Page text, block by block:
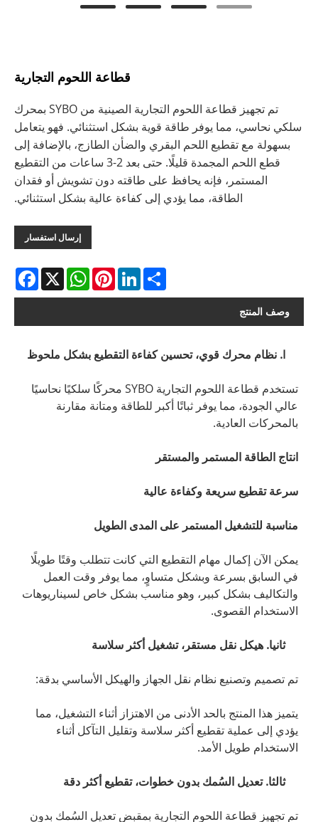
قطاعة اللحوم التجارية
تم تجهيز قطاعة اللحوم التجارية الصينية من SYBO بمحرك
سلكي نحاسي، مما يوفر طاقة قوية بشكل استثنائي. فهو يتعامل
بسهولة مع تقطيع اللحم البقري والضأن الطازج، بالإضافة إلى
قطع اللحم المجمدة قليلًا. حتى بعد 2-3 ساعات من التقطيع
المستمر، فإنه يحافظ على طاقته دون تشويش أو فقدان
الطاقة، مما يؤدي إلى كفاءة عالية بشكل استثنائي.
إرسال استفسار
X
WhatsAppPinterestLinkedInShare
وصف المنتج
I. نظام محرك قوي، تحسين كفاءة التقطيع بشكل ملحوظ
تستخدم قطاعة اللحوم التجارية SYBO محركًا سلكيًا نحاسيًا
عالي الجودة، مما يوفر ثباتًا أكبر للطاقة ومتانة مقارنة
بالمحركات العادية.
انتاج الطاقة المستمر والمستقر
سرعة تقطيع سريعة وكفاءة عالية
مناسبة للتشغيل المستمر على المدى الطويل
يمكن الآن إكمال مهام التقطيع التي كانت تتطلب وقتًا طويلًا
في السابق بسرعة وبشكل متساوٍ، مما يوفر وقت العمل
والتكاليف بشكل كبير، وهو مناسب بشكل خاص لسيناريوهات
الاستخدام القصوى.
ثانيا. هيكل نقل مستقر، تشغيل أكثر سلاسة
تم تصميم وتصنيع نظام نقل الجهاز والهيكل الأساسي بدقة:
يتميز هذا المنتج بالحد الأدنى من الاهتزاز أثناء التشغيل، مما
يؤدي إلى عملية تقطيع أكثر سلاسة وتقليل التآكل أثناء
الاستخدام طويل الأمد.
ثالثا. تعديل السُمك بدون خطوات، تقطيع أكثر دقة
تم تجهيز قطاعة اللحوم التجارية بمقبض تعديل السُمك بدون